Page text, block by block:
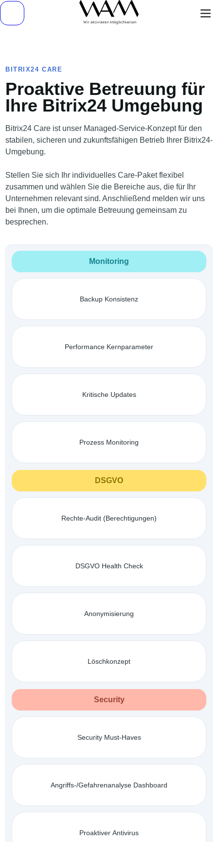
BITRIX24 CARE
Proaktive Betreuung für
Ihre Bitrix24 Umgebung
Bitrix24 Care ist unser Managed-Service-Konzept für den
stabilen, sicheren und zukunftsfähigen Betrieb Ihrer Bitrix24-
Umgebung.
Stellen Sie sich Ihr individuelles Care-Paket flexibel
zusammen und wählen Sie die Bereiche aus, die für Ihr
Unternehmen relevant sind. Anschließend melden wir uns
bei Ihnen, um die optimale Betreuung gemeinsam zu
besprechen.
Monitoring
Backup Konsistenz
Performance Kernparameter
Kritische Updates
Prozess Monitoring
DSGVO
Rechte-Audit (Berechtigungen)
DSGVO Health Check
Anonymisierung
Löschkonzept
Security
Security Must-Haves
Angriffs-/Gefahrenanalyse Dashboard
Proaktiver Antivirus